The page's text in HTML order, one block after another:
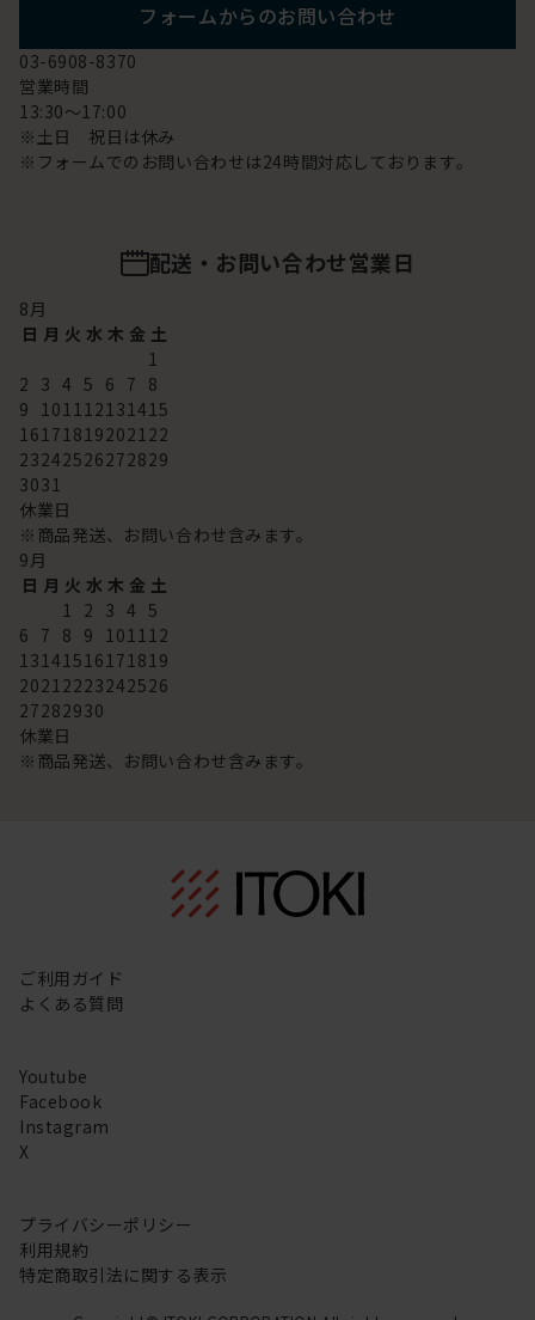
フォームからのお問い合わせ
03-6908-8370
営業時間
13:30～17:00
※土日 祝日は休み
※フォームでのお問い合わせは24時間対応しております。
配送・お問い合わせ営業日
8月
日 月 火 水 木 金 土
1
2 3 4 5 6 7 8
9 101112131415
16171819202122
23242526272829
3031
休業日
※商品発送、お問い合わせ含みます。
9月
日 月 火 水 木 金 土
1 2 3 4 5
6 7 8 9 101112
13141516171819
20212223242526
27282930
休業日
※商品発送、お問い合わせ含みます。
ご利用ガイド
よくある質問
Youtube
Facebook
Instagram
X
プライバシーポリシー
利用規約
特定商取引法に関する表示